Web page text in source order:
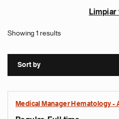
Limpiar
Showing 1 results
Sort by
Medical Manager Hematology -